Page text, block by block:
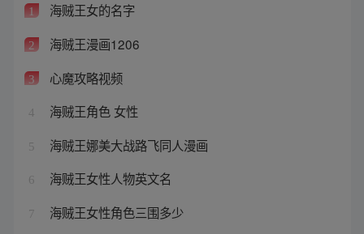
1 海贼王女的名字
2 海贼王漫画1206
3 心魔攻略视频
4 海贼王角色 女性
5 海贼王娜美大战路飞同人漫画
6 海贼王女性人物英文名
7 海贼王女性角色三围多少